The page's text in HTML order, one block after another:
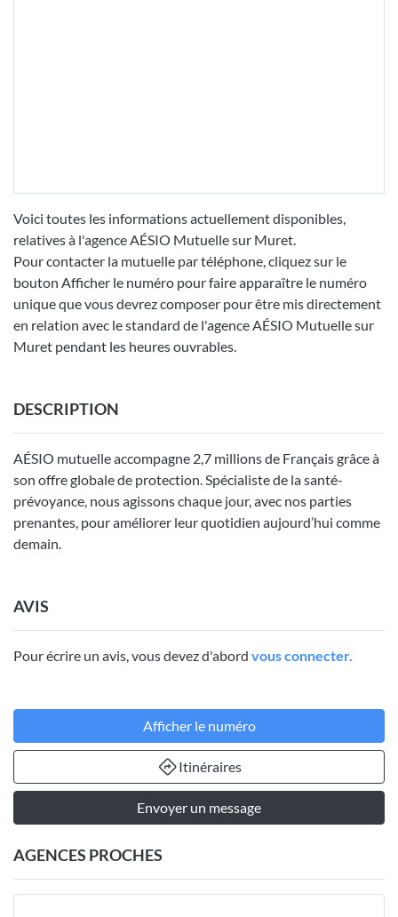
Voici toutes les informations actuellement disponibles,
relatives à l'agence AÉSIO Mutuelle sur Muret.
Pour contacter la mutuelle par téléphone, cliquez sur le
bouton Afficher le numéro pour faire apparaître le numéro
unique que vous devrez composer pour être mis directement
en relation avec le standard de l'agence AÉSIO Mutuelle sur
Muret pendant les heures ouvrables.
DESCRIPTION
AÉSIO mutuelle accompagne 2,7 millions de Français grâce à
son offre globale de protection. Spécialiste de la santé-
prévoyance, nous agissons chaque jour, avec nos parties
prenantes, pour améliorer leur quotidien aujourd’hui comme
demain.
AVIS
Pour écrire un avis, vous devez d'abord vous connecter.
Afficher le numéro
Itinéraires
Envoyer un message
AGENCES PROCHES